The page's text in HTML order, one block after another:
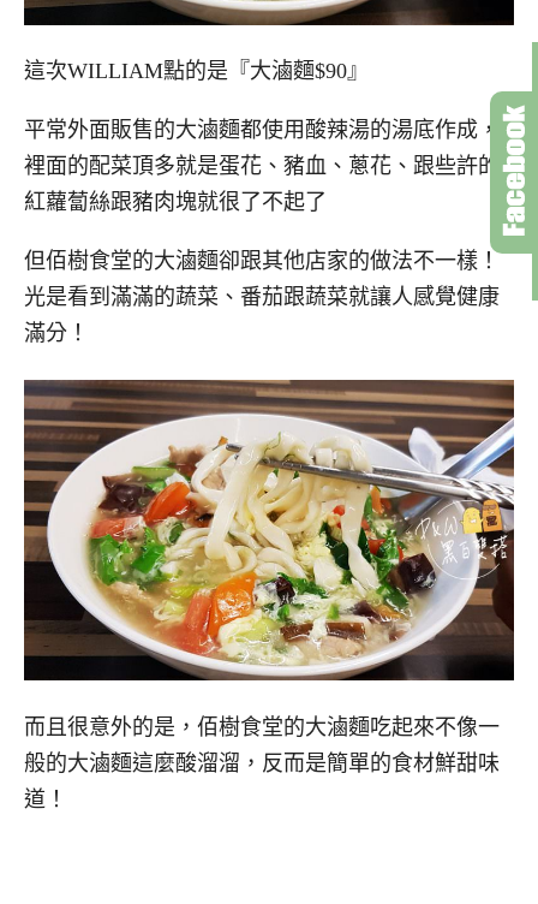
這次WILLIAM點的是『大滷麵$90』
平常外面販售的大滷麵都使用酸辣湯的湯底作成，
裡面的配菜頂多就是蛋花、豬血、蔥花、跟些許的
紅蘿蔔絲跟豬肉塊就很了不起了
但佰樹食堂的大滷麵卻跟其他店家的做法不一樣！
光是看到滿滿的蔬菜、番茄跟蔬菜就讓人感覺健康
滿分！
而且很意外的是，佰樹食堂的大滷麵吃起來不像一
般的大滷麵這麼酸溜溜，反而是簡單的食材鮮甜味
道！